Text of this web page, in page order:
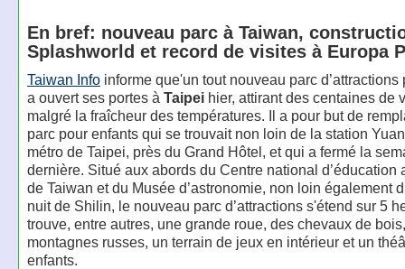
En bref: nouveau parc à Taiwan,
Splashworld et record de visites à Europa
Taiwan Infoinforme que'un tout nouveau parc d’attractions
a ouvert ses portes à Taipeihier, attirant des centaines de
malgré la fraîcheur des températures. Il a pour but de
parc pour enfants qui se trouvait non loin de la station
métro de Taipei, près du Grand Hôtel, et qui a fermé la
dernière. Situé aux abords du Centre national d’éducation
de Taiwan et du Musée d’astronomie, non loin également
nuit de Shilin, le nouveau parc d’attractions s'étend sur 5
trouve, entre autres, une grande roue, des chevaux de
montagnes russes, un terrain de jeux en intérieur et un
enfants.